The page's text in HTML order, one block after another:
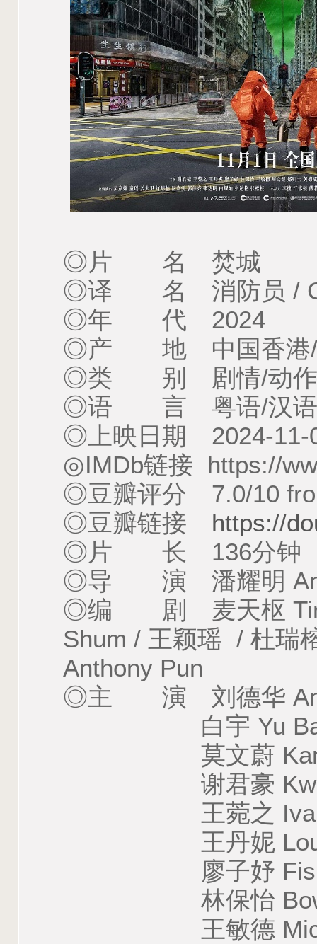
◎片 名 焚城
◎译 名 消防员 /
◎年 代 2024
◎产 地 中国香港/
◎类 别 剧情/动作/
◎语 言 粤语/汉语
◎上映日期 2024-11-
◎IMDb链接 https://
◎豆瓣评分 7.0/10
◎豆瓣链接 https://
◎片 长 136分钟
◎导 演 潘耀明
◎编 剧 麦天枢 Tin
Shum / 王颖瑶 / 杜瑞
Anthony Pun
◎主 演 刘德华
白宇 Yu
莫文蔚
谢君豪 Kwan-
王菀之 Ivana
王丹妮
廖子妤 Fish
林保怡
王敏德